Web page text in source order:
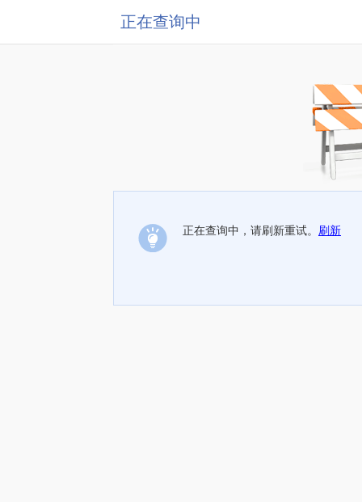
正在查询中
正在查询中，请刷新重试。 刷新